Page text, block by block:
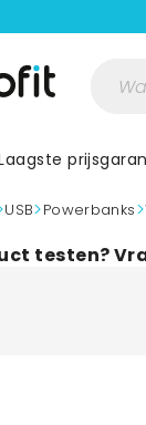
USB> Powerbanks>
testen?